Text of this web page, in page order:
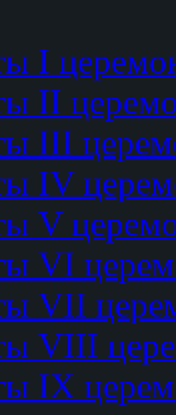
I
II
III
IV
V
VI
VII
VIII
IX